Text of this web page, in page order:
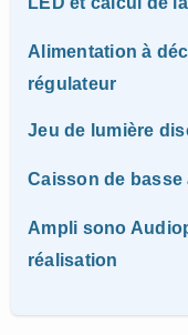
Alimentation à
régulateur
Jeu de lumière
Caisson de
Ampli sono
réalisation